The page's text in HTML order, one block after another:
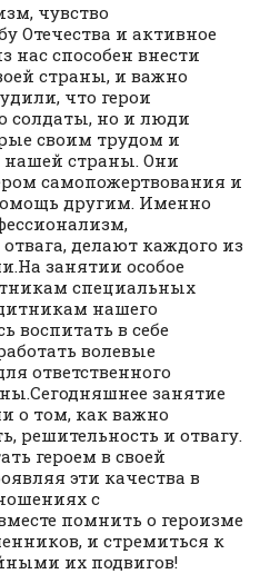
чувство
Отечества и активное
способен внести
страны, и важно
что герои
солдаты, но и люди
своим трудом и
нашей страны. Они
самопожертвования и
другим. Именно
делают каждого из
занятии особое
специальных
нашего
воспитать в себе
волевые
ответственного
занятие
о том, как важно
решительность и отвагу.
героем в своей
эти качества в
с
помнить о героизме
и стремиться к
их подвигов!